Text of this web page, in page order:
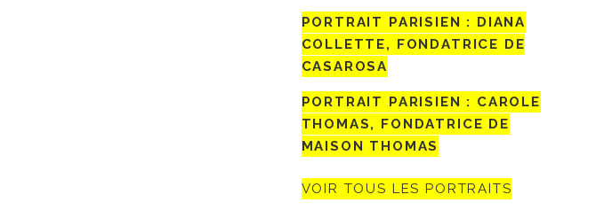
PORTRAIT PARISIEN : DIANA
COLLETTE, FONDATRICE DE
CASAROSA
PORTRAIT PARISIEN : CAROLE
THOMAS, FONDATRICE DE
MAISON THOMAS
VOIR TOUS LES PORTRAITS